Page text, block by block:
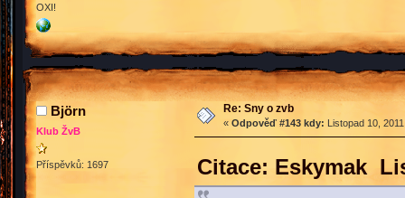
OXI!
Björn
Klub ŽvB
Příspěvků: 1697
Re: Sny o zvb
« Odpověď #143 kdy: Listopad 10,
Citace: Eskymak